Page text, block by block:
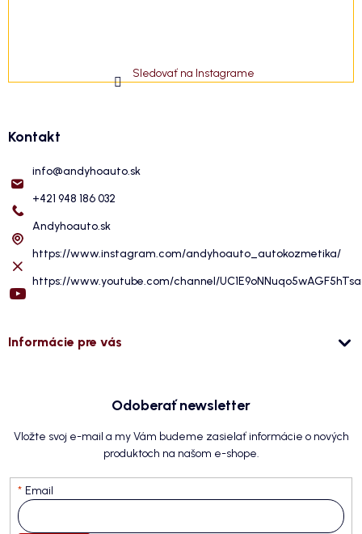
Sledovať na Instagrame
Kontakt
info@andyhoauto.sk
+421 948 186 032
Andyhoauto.sk
https://www.instagram.com/andyhoauto_autokozmetika/
https://www.youtube.com/channel/
Informácie pre vás
Odoberať newsletter
Vložte svoj e-mail a my Vám budeme zasielať informácie o nových
produktoch na našom e-shope.
Email